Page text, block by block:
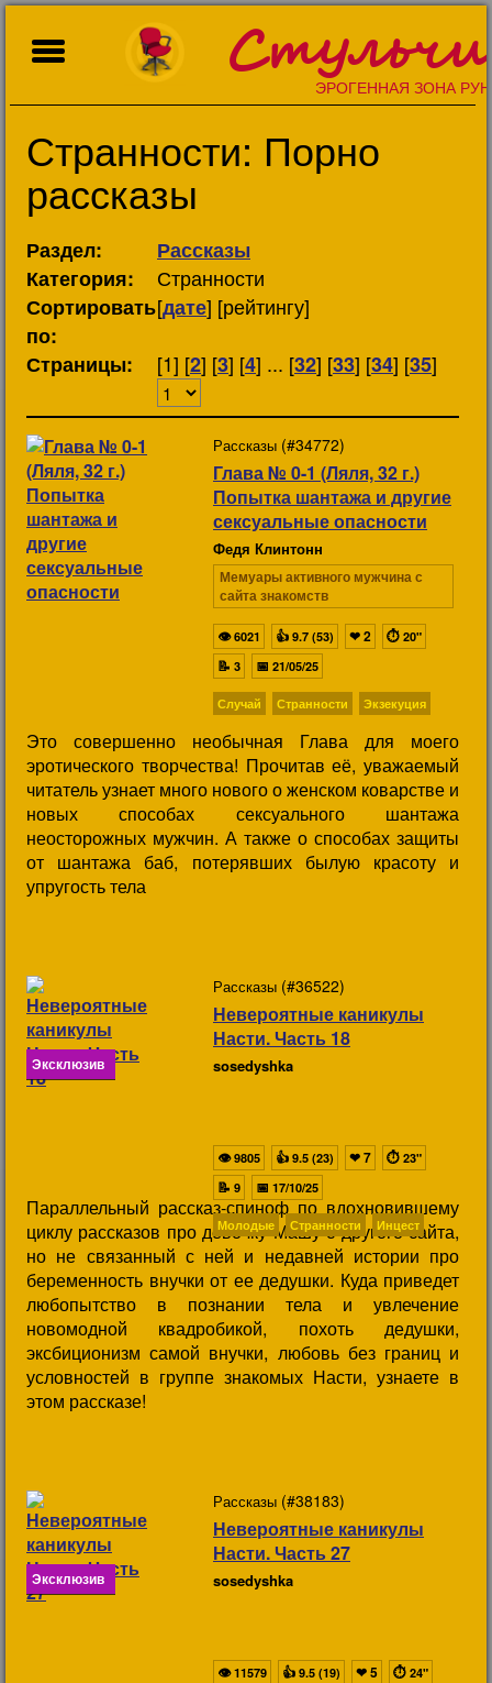
ЭРОГЕННАЯ ЗОНА
Странности: Порно
рассказы
Раздел:
Рассказы
Категория:
Странности
Сортировать
по:
[дате] [рейтингу]
Страницы: [1] [2] [3] [4] ... [32] [33] [34] [35]
Рассказы (#34772)
Глава № 0-1 (Ляля, 32 г.)
Попытка шантажа и другие
сексуальные опасности
Федя Клинтонн
Мемуары активного мужчина с
сайта знакомств
Это совершенно необычная Глава для моего
эротического творчества! Прочитав её, уважаемый
читатель узнает много нового о женском коварстве и
новых способах сексуального шантажа
неосторожных мужчин. А также о способах защиты
от шантажа баб, потерявших былую красоту и
упругость тела
👁6021 👍 9.7 (53) ❤2 ⏱ 20"
📝 3 📅 21/05/25
Случай Странности Экзекуция
Эксклюзив
Рассказы (#36522)
Невероятные каникулы
Насти. Часть 18
sosedyshka
Параллельный рассказ-спиноф по вдохновившему
циклу рассказов про девочку Машу с другого сайта,
но не связанный с ней и недавней истории про
беременность внучки от ее дедушки. Куда приведет
любопытство в познании тела и увлечение
новомодной квадробикой, похоть дедушки,
эксбиционизм самой внучки, любовь без границ и
условностей в группе знакомых Насти, узнаете в
этом рассказе!
👁9805 👍 9.5 (23) ❤7 ⏱ 23"
📝 9 📅 17/10/25
Молодые Странности Инцест
Эксклюзив
Рассказы (#38183)
Невероятные каникулы
Насти. Часть 27
sosedyshka
👁11579 👍 9.5 (19) ❤5 ⏱ 24"